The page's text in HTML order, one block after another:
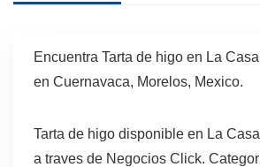
Encuentra Tarta de higo en La
en Cuernavaca, Morelos, Mexico.
Tarta de higo disponible en La
a traves de Negocios Click.